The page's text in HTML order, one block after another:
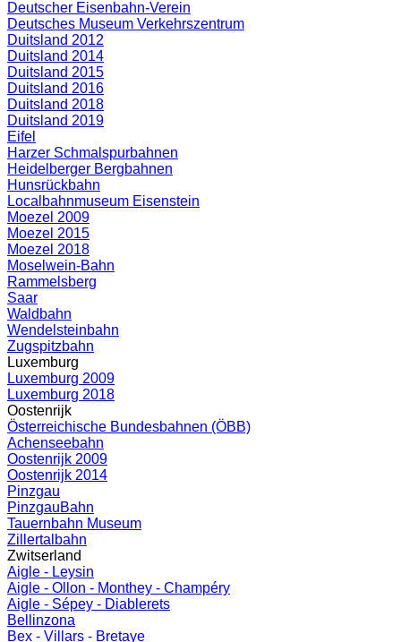
Deutscher Eisenbahn-Verein
Deutsches Museum Verkehrszentrum
Duitsland 2012
Duitsland 2014
Duitsland 2015
Duitsland 2016
Duitsland 2018
Duitsland 2019
Eifel
Harzer Schmalspurbahnen
Heidelberger Bergbahnen
Hunsrückbahn
Localbahnmuseum Eisenstein
Moezel 2009
Moezel 2015
Moezel 2018
Moselwein-Bahn
Rammelsberg
Saar
Waldbahn
Wendelsteinbahn
Zugspitzbahn
Luxemburg
Luxemburg 2009
Luxemburg 2018
Oostenrijk
Österreichische Bundesbahnen (ÖBB)
Achenseebahn
Oostenrijk 2009
Oostenrijk 2014
Pinzgau
PinzgauBahn
Tauernbahn Museum
Zillertalbahn
Zwitserland
Aigle - Leysin
Aigle - Ollon - Monthey - Champéry
Aigle - Sépey - Diablerets
Bellinzona
Bex - Villars - Bretaye